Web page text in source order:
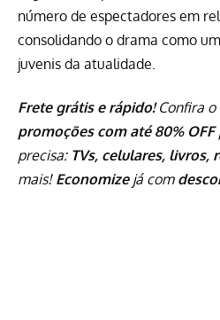
número de espectadores em
consolidando o drama como
juvenis da atualidade.
Frete grátis e rápido!Confira o
promoções com até 80% OFF
precisa: TVs, celulares, livros,
mais! Economizejá com